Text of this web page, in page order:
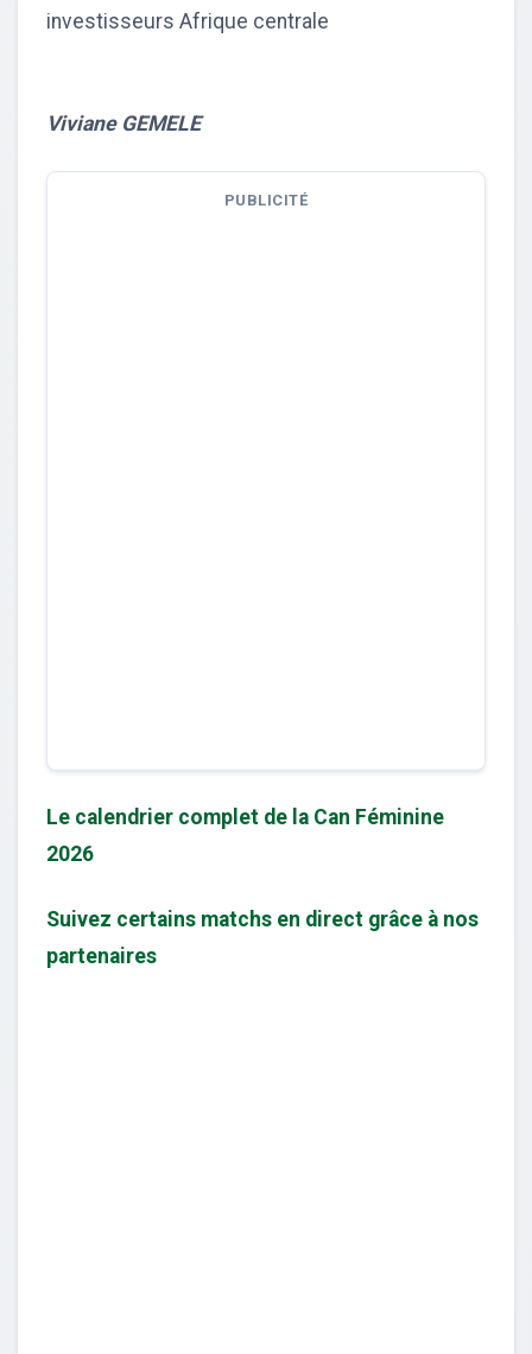
investisseurs Afrique centrale
Viviane GEMELE
PUBLICITÉ
Le calendrier complet de la Can Féminine
2026
Suivez certains matchs en direct grâce à nos
partenaires